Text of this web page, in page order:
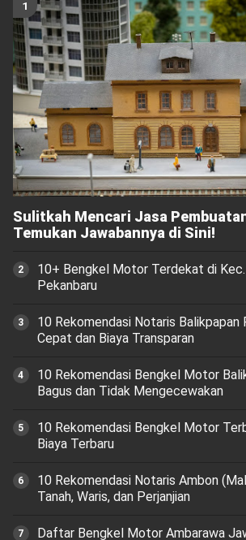
Sulitkah Mencari Jasa
Temukan Jawabannya di Sini!
10+ Bengkel Motor Terdekat di
Pekanbaru
10 Rekomendasi Notaris Balikpapan
Cepat dan Biaya Transparan
10 Rekomendasi Bengkel Motor
Bagus dan Tidak Mengecewakan
10 Rekomendasi Bengkel Motor
Biaya Terbaru
10 Rekomendasi Notaris Ambon
Tanah, Waris, dan Perjanjian
Daftar Bengkel Motor Ambarawa